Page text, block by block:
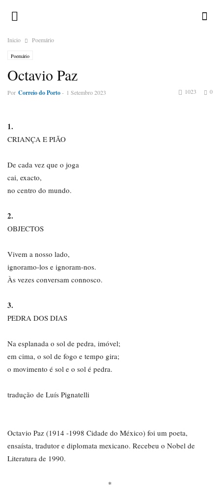
Inicio Poemário
Poemário
Octavio Paz
Por Correio do Porto- 1 Setembro 2023 0
1023
1.
CRIANÇA E PIÃO
De cada vez que o joga
cai, exacto,
no centro do mundo.
2.
OBJECTOS
Vivem a nosso lado,
ignoramo-los e ignoram-nos.
Às vezes conversam connosco.
3.
PEDRA DOS DIAS
Na esplanada o sol de pedra, imóvel;
em cima, o sol de fogo e tempo gira;
o movimento é sol e o sol é pedra.
tradução de Luís Pignatelli
Octavio Paz (1914 -1998 Cidade do México) foi um poeta,
ensaísta, tradutor e diplomata mexicano. Recebeu o Nobel de
Literatura de 1990.
*